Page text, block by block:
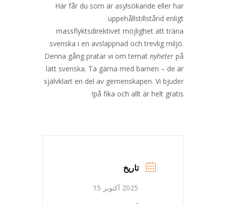
Här får du som är asylsökande eller har
uppehållstillstånd enligt
massflyktsdirektivet möjlighet att träna
svenska i en avslappnad och trevlig miljö.
Denna gång pratar vi om temat nyheter på
lätt svenska. Ta gärna med barnen – de är
självklart en del av gemenskapen. Vi bjuder
på fika och allt är helt gratis!
تاریخ
2025 آکتوبر 15